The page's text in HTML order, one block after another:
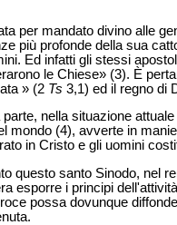
per mandato divino alle
più profonde della sua
Ed infatti gli stessi
le Chiese» (3). È
» (2 Ts 3,1) ed il regno di
parte, nella situazione
mondo (4), avverte in
in Cristo e gli uomini
questo santo Sinodo, nel
esporre i principi
possa dovunque